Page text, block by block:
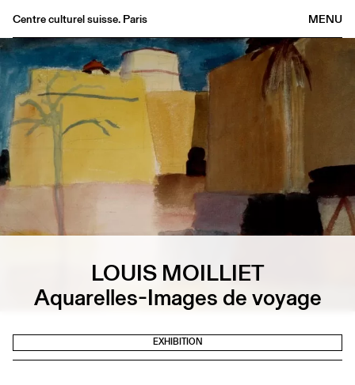
MENU
Centre culturel suisse. Paris
Agenda
Bookshop
Buvette
Archives
Publications
FR/EN
LOUIS MOILLIET
Aquarelles-Images de voyage
EXHIBITION